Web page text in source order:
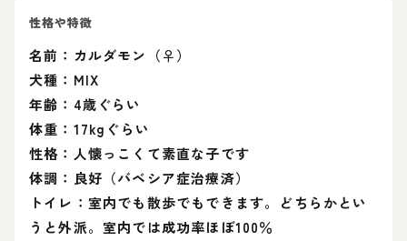
性格や特徴
名前：カルダモン（♀）
犬種：MIX
年齢：4歳ぐらい
体重：17kgぐらい
性格：人懐っこくて素直な子です
体調：良好（バベシア症治療済）
トイレ：室内でも散歩でもできます。どちらかとい
うと外派。室内では成功率ほぼ100％